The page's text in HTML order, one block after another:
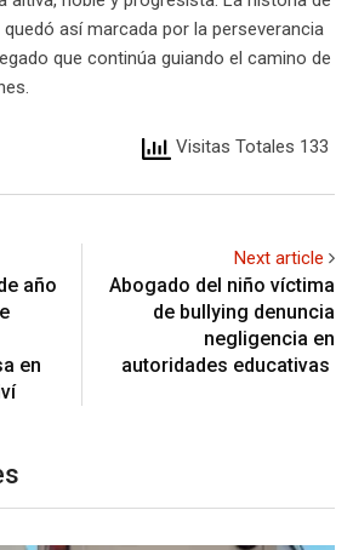
así marcada por la perseverancia
que continúa guiando el camino de
Visitas Totales 133
año
en
Next article
Abogado del niño víctima
de bullying denuncia
negligencia en
autoridades educativas